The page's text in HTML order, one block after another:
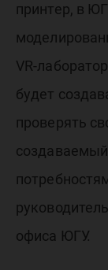
принтер, в
VR-
будет
проверять
создаваемый
офиса ЮГУ.